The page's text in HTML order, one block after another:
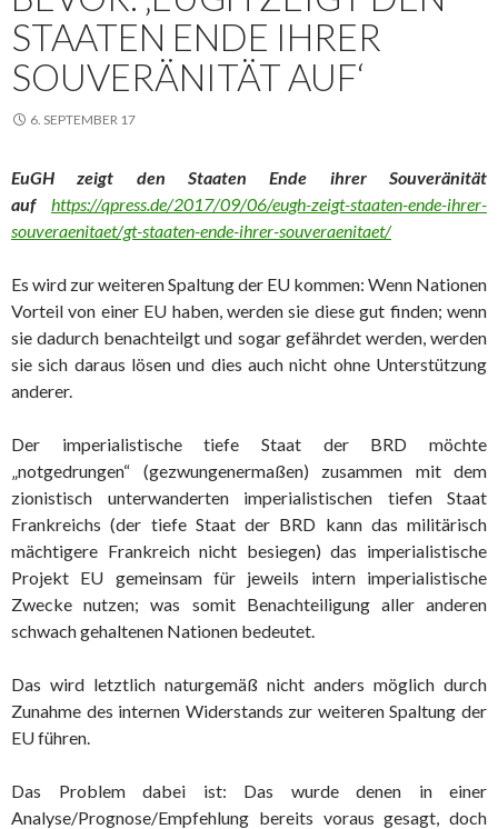
TAATEN ENDE IHRER S
OUVERÄNITÄT AUF‘
6. SEPTEMBER 17
EuGH zeigt den Staaten Ende ihrer Souveränität
auf https://qpress.de/2017/09/06/eugh-zeigt-staaten-ende-ihrer-
souveraenitaet/gt-staaten-ende-ihrer-souveraenitaet/
Es wird zur weiteren Spaltung der EU kommen: Wenn Nationen
Vorteil von einer EU haben, werden sie diese gut finden; wenn
sie dadurch benachteilgt und sogar gefährdet werden, werden
sie sich daraus lösen und dies auch nicht ohne Unterstützung
anderer.
Der imperialistische tiefe Staat der BRD möchte
„notgedrungen“ (gezwungenermaßen) zusammen mit dem
zionistisch unterwanderten imperialistischen tiefen Staat
Frankreichs (der tiefe Staat der BRD kann das militärisch
mächtigere Frankreich nicht besiegen) das imperialistische
Projekt EU gemeinsam für jeweils intern imperialistische
Zwecke nutzen; was somit Benachteiligung aller anderen
schwach gehaltenen Nationen bedeutet.
Das wird letztlich naturgemäß nicht anders möglich durch
Zunahme des internen Widerstands zur weiteren Spaltung der
EU führen.
Das Problem dabei ist: Das wurde denen in einer
Analyse/Prognose/Empfehlung bereits voraus gesagt, doch